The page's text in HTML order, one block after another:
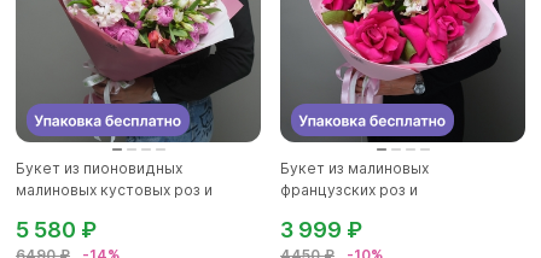
Букет из пионовидных
малиновых кустовых роз и
5 580 ₽
Букет из малиновых
французских роз и
3 999 ₽